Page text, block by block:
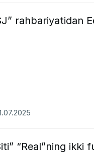
rahbariyatidan
“Real”ning